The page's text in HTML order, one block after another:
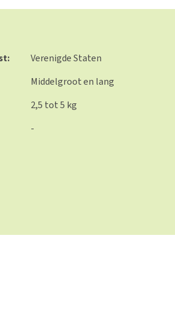
Verenigde Staten
Middelgroot en lang
2,5 tot 5 kg
-